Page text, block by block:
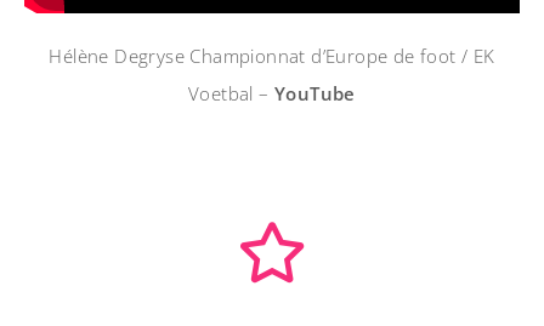
Hélène Degryse Championnat d’Europe de foot / EK
Voetbal –YouTube